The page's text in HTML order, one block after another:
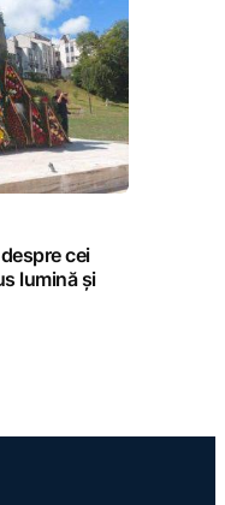
cei
lumină și